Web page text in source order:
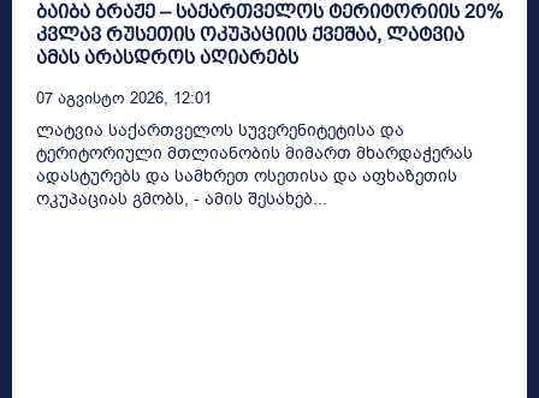
ბაიბა ბრაჟე – საქართველოს ტერიტორიის 20%
კვლავ რუსეთის ოკუპაციის ქვეშაა, ლატვია
ამას არასდროს აღიარებს
07 Აგვისტო 2026, 12:01
ლატვია საქართველოს სუვერენიტეტისა და
ტერიტორიული მთლიანობის მიმართ მხარდაჭერას
ადასტურებს და სამხრეთ ოსეთისა და აფხაზეთის
ოკუპაციას გმობს, - ამის შესახებ...